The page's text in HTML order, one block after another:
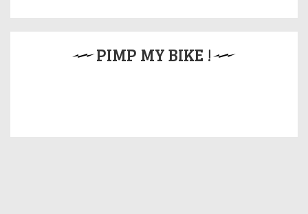
PIMP MY BIKE !